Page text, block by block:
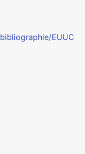
EUUC